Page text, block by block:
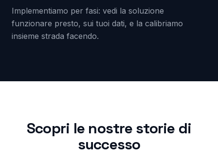
Implementiamo per fasi: vedi la soluzione
funzionare presto, sui tuoi dati, e la calibriamo
insieme strada facendo.
Scopri le nostre storie di
successo